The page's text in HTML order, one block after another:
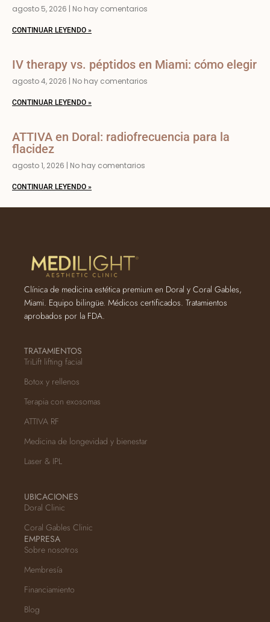
agosto 5, 2026 No hay comentarios
CONTINUAR LEYENDO »
IV therapy vs. péptidos en Miami: cómo elegir
agosto 4, 2026 No hay comentarios
CONTINUAR LEYENDO »
ATTIVA en Doral: radiofrecuencia para la
flacidez
agosto 1, 2026 No hay comentarios
CONTINUAR LEYENDO »
Clínica de medicina estética premium en Doral y Coral Gables,
Miami. Equipo bilingüe. Médicos certificados. Tratamientos
aprobados por la FDA.
TRATAMIENTOS
TriLift lifting facial
Botox y rellenos
Terapia con exosomas
ATTIVA RF
Medicina de longevidad y bienestar
Laser & IPL
UBICACIONES
Doral Clinic
Coral Gables Clinic
EMPRESA
Sobre nosotros
Membresía
Financiamiento
Blog